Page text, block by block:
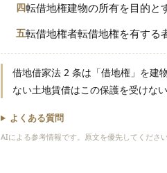
四転借地権建物の所有を目的と
五転借地権者転借地権を有する
借地借家法 2 条は「借地権」を建
ない土地賃借はこの保護を受けない
よくある質問
AIによる参考情報です。原文を優先してください